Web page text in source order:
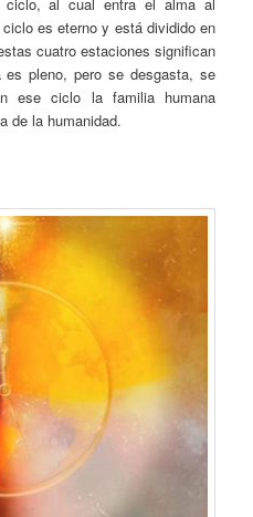
es eterno y está dividido en
cuatro estaciones significan
pleno, pero se desgasta, se
ese ciclo la familia humana
de la humanidad.